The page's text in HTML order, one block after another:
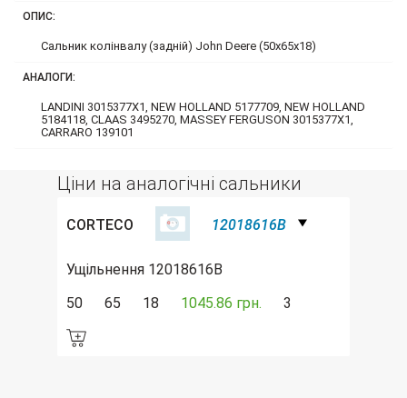
ОПИС:
Сальник колінвалу (задній) John Deere (50x65x18)
АНАЛОГИ:
LANDINI 3015377X1, NEW HOLLAND 5177709, NEW HOLLAND
5184118, CLAAS 3495270, MASSEY FERGUSON 3015377X1,
CARRARO 139101
Ціни на аналогічні сальники
CORTECO 12018616B
Ущільнення 12018616B
50
65 18 1045.86 грн. 3